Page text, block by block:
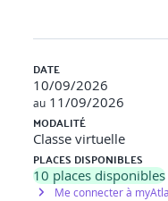
en chantier
et le processus
DATE
10/09/2026
au 11/09/2026
MODALITÉ
Classe virtuelle
PLACES DISPONIBLES
10 places disponibles
Me connecter à